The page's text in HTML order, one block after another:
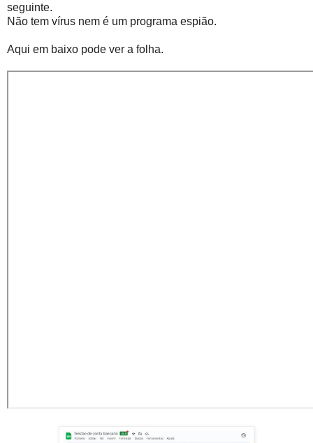
seguinte.
Não tem vírus nem é um programa espião.
Aqui em baixo pode ver a folha.